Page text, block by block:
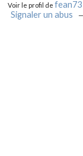
Voir le profil defean73
Signaler un abus